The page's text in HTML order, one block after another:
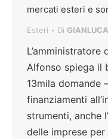
mercati esteri e
Esteri Di
L’amministratore
Alfonso spiega il
13mila domande
finanziamenti
strumenti, anche
delle imprese